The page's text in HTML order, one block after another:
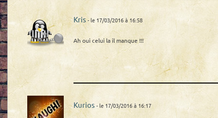
Kris - le 17/03/2016 à 16:58
Ah oui celui la il manque !!!
Kurios - le 17/03/2016 à 16:17